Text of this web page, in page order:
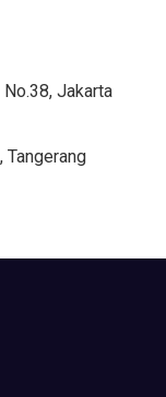
Jakarta
Tangerang